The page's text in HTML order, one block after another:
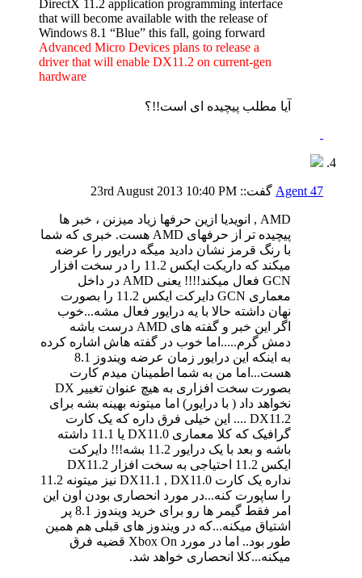
DirectX 11.2 application programming interface
that will become available with the release of
Windows 8.1 “Blue” this fall, going forward
Advanced Micro Devices plans to release a
driver that will enable DX11.2 on current-gen
hardware
آیا مطلب پیچیده ای است!!؟
Agent 47 گفت:: 23rd August 2013 10:40 PM
AMD , انویدیا ازین حرفها زیاد میزنن ، خبر ها
پیچیده تر از حرفهای AMD هست.
خبری که شما
با رنگ قرمز نشان دادید میگه درایور را عرضه
میکند که داریکت ایکس 11.2 را در سخت افزار
GCN فعال میکند!!!! یعنی AMD در داخل
معماری GCN دایرکت ایکس 11.2 را بصورت
نهان داشته حالا با یه درایور فعال مشه...خوب
اگر این خبر و گفته های AMD درست باشه
دمش گرم.....اما خوب در گفته هاش اشاره کرده
به اینکه این درایور زمان عرضه ویندوز 8.1
هست...اما من به شما اطمینان میدم کارت
بصورت سخت افزاری به هیچ عنوان تغییر DX
نخواهد داد ( با درایور) اما میتونه بهینه بشه برای
DX11.2 .... این خیلی فرق داره که یک کارت
گرافیک که کلا معماری DX11.0 یا 11.1 داشته
باشه و بعد با یک درایور 11.2 بشه!!! دایرکت
ایکس 11.2 احتیاجی به سخت افزار DX11.2
نداره یک کارت DX11.1 , DX11.0 نیز میتونه 11.2
را ساپورت کنه...در مورد انحصاری بودن اون این
امر فقط گیمر ها رو برای خرید ویندوز 8.1 پر
اشتیاق میکنه...که در ویندوز های قبلی هم همین
طور بود.. اما در مورد Xbox On قضیه فرق
میکنه...کلا انحصاری خواهد شد.